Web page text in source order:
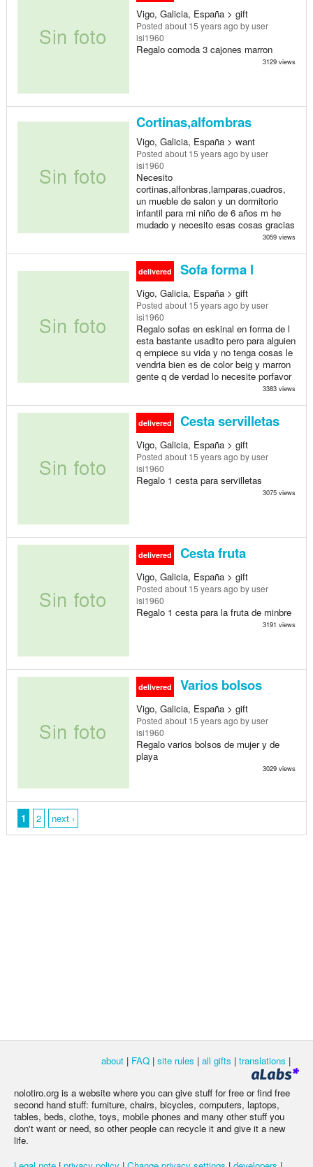
Vigo, Galicia, España > gift
Posted about 15 years ago by user
isi1960
Regalo comoda 3 cajones marron
3129 views
Cortinas,alfombras
Vigo, Galicia, España > want
Posted about 15 years ago by user
isi1960
Necesito
cortinas,alfonbras,lamparas,cuadros,
un mueble de salon y un dormitorio
infantil para mi niño de 6 años m he
mudado y necesito esas cosas gracias
3059 views
delivered Sofa forma l
Vigo, Galicia, España > gift
Posted about 15 years ago by user
isi1960
Regalo sofas en eskinal en forma de l
esta bastante usadito pero para alguien
q empiece su vida y no tenga cosas le
vendria bien es de color beig y marron
gente q de verdad lo necesite porfavor
3383 views
delivered Cesta servilletas
Vigo, Galicia, España > gift
Posted about 15 years ago by user
isi1960
Regalo 1 cesta para servilletas
3075 views
delivered Cesta fruta
Vigo, Galicia, España > gift
Posted about 15 years ago by user
isi1960
Regalo 1 cesta para la fruta de minbre
3191 views
delivered Varios bolsos
Vigo, Galicia, España > gift
Posted about 15 years ago by user
isi1960
Regalo varios bolsos de mujer y de
playa
3029 views
1 2 next ›
about | FAQ | site rules | all gifts | translations |
nolotiro.org is a website where you can give stuff for free or find free
second hand stuff: furniture, chairs, bicycles, computers, laptops,
tables, beds, clothe, toys, mobile phones and many other stuff you
don't want or need, so other people can recycle it and give it a new
life.